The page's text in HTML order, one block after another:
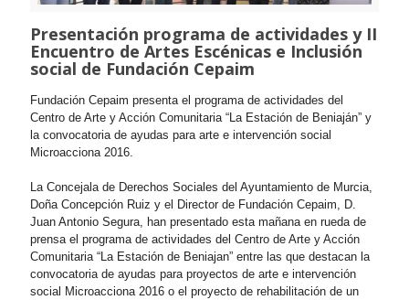
Presentación programa de actividades y II
Encuentro de Artes Escénicas e Inclusión
social de Fundación Cepaim
Fundación Cepaim presenta el programa de actividades del
Centro de Arte y Acción Comunitaria “La Estación de Beniaján” y
la convocatoria de ayudas para arte e intervención social
Microacciona 2016.
La Concejala de Derechos Sociales del Ayuntamiento de Murcia,
Doña Concepción Ruiz y el Director de Fundación Cepaim, D.
Juan Antonio Segura, han presentado esta mañana en rueda de
prensa el programa de actividades del Centro de Arte y Acción
Comunitaria “La Estación de Beniajan” entre las que destacan la
convocatoria de ayudas para proyectos de arte e intervención
social Microacciona 2016 o el proyecto de rehabilitación de un